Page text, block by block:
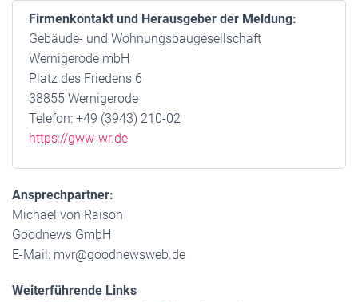
Firmenkontakt und Herausgeber der Meldung:
Gebäude- und Wohnungsbaugesellschaft
Wernigerode mbH
Platz des Friedens 6
38855 Wernigerode
Telefon: +49 (3943) 210-02
https://gww-wr.de
Ansprechpartner:
Michael von Raison
Goodnews GmbH
E-Mail: mvr@goodnewsweb.de
Weiterführende Links